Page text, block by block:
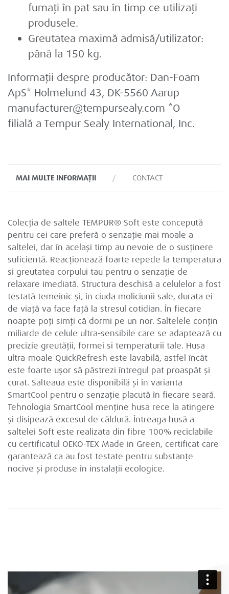
fumați în pat sau în timp ce utilizați
produsele.
Greutatea maximă admisă/utilizator:
până la 150 kg.
Informații despre producător: Dan-Foam
ApS* Holmelund 43, DK-5560 Aarup
manufacturer@tempursealy.com *O
filială a Tempur Sealy International, Inc.
MAI MULTE INFORMAȚII CONTACT
Colecția de saltele TEMPUR® Soft este concepută
pentru cei care preferă o senzație mai moale a
saltelei, dar în același timp au nevoie de o susținere
suficientă. Reacționează foarte repede la temperatura
si greutatea corpului tau pentru o senzație de
relaxare imediată. Structura deschisă a celulelor a fost
testată temeinic și, în ciuda moliciunii sale, durata ei
de viață va face față la stresul cotidian. În fiecare
noapte poți simți că dormi pe un nor. Saltelele conțin
miliarde de celule ultra-sensibile care se adaptează cu
precizie greutății, formei si temperaturii tale. Husa
ultra-moale QuickRefresh este lavabilă, astfel încât
este foarte ușor să păstrezi întregul pat proaspăt și
curat. Salteaua este disponibilă și în varianta
SmartCool pentru o senzație placută în fiecare seară.
Tehnologia SmartCool menține husa rece la atingere
și disipează excesul de căldură. Întreaga husă a
saltelei Soft este realizata din fibre 100% reciclabile
cu certificatul OEKO-TEX Made in Green, certificat care
garantează ca au fost testate pentru substanțe
nocive și produse în instalații ecologice.